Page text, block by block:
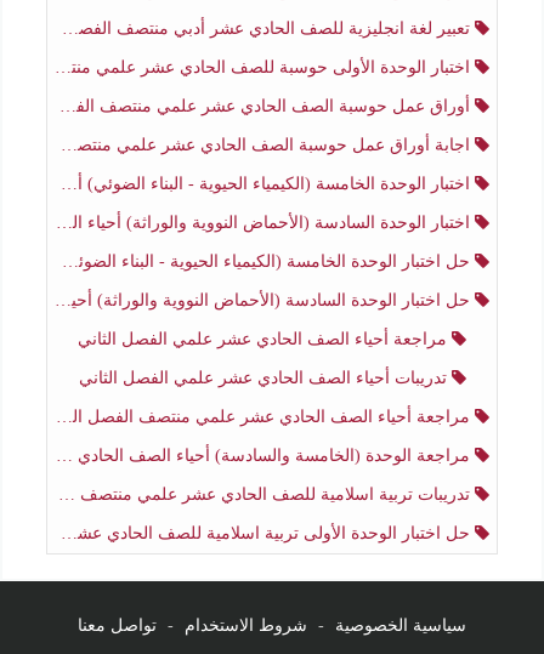
تعبير لغة انجليزية للصف الحادي عشر أدبي منتصف الفصل الثاني
اختبار الوحدة الأولى حوسبة للصف الحادي عشر علمي منتصف الفصل الثاني
أوراق عمل حوسبة الصف الحادي عشر علمي منتصف الفصل الثاني
اجابة أوراق عمل حوسبة الصف الحادي عشر علمي منتصف الفصل الثاني
اختبار الوحدة الخامسة (الكيمياء الحيوية - البناء الضوئي) أحياء الصف الحادي عشر علمي الفصل الثاني
اختبار الوحدة السادسة (الأحماض النووية والوراثة) أحياء الصف الحادي عشر علمي منتصف الفصل الثاني
حل اختبار الوحدة الخامسة (الكيمياء الحيوية - البناء الضوئي) أحياء الصف الحادي عشر علمي الفصل الثاني
حل اختبار الوحدة السادسة (الأحماض النووية والوراثة) أحياء الصف الحادي عشر علمي منتصف الفصل الثاني
مراجعة أحياء الصف الحادي عشر علمي الفصل الثاني
تدريبات أحياء الصف الحادي عشر علمي الفصل الثاني
مراجعة أحياء الصف الحادي عشر علمي منتصف الفصل الثاني
مراجعة الوحدة (الخامسة والسادسة) أحياء الصف الحادي عشر علمي منتصف الفصل الثاني
تدريبات تربية اسلامية للصف الحادي عشر علمي منتصف الفصل الثاني
حل اختبار الوحدة الأولى تربية اسلامية للصف الحادي عشر علمي منتصف الفصل الثاني
سياسية الخصوصية - شروط الاستخدام - تواصل معنا